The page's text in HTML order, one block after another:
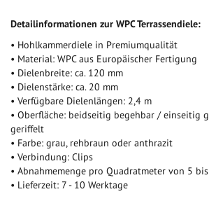
Detailinformationen zur WPC Terrassendiele:
• Hohlkammerdiele in Premiumqualität
• Material: WPC aus Europäischer Fertigung
• Dielenbreite: ca. 120 mm
• Dielenstärke: ca. 20 mm
• Verfügbare Dielenlängen: 2,4 m
• Oberfläche: beidseitig begehbar / einseitig
geriffelt
• Farbe: grau, rehbraun oder anthrazit
• Verbindung: Clips
• Abnahmemenge pro Quadratmeter von 5
• Lieferzeit: 7 - 10 Werktage